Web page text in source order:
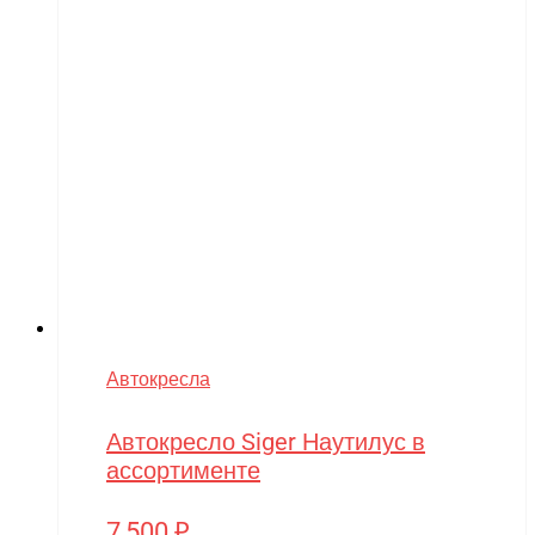
Автокресла
Автокресло Siger Наутилус в
ассортименте